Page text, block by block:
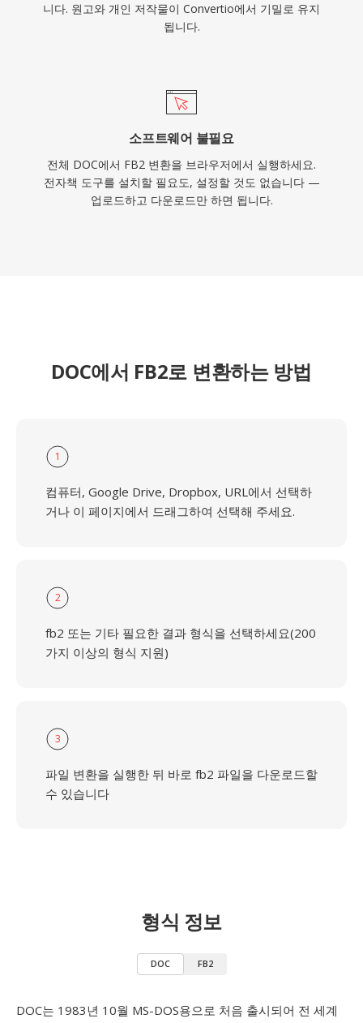
니다. 원고와 개인 저작물이 Convertio에서 기밀로 유지
됩니다.
소프트웨어 불필요
전체 DOC에서 FB2 변환을 브라우저에서 실행하세요.
전자책 도구를 설치할 필요도, 설정할 것도 없습니다 —
업로드하고 다운로드만 하면 됩니다.
DOC에서 FB2로 변환하는 방법
1
컴퓨터, Google Drive, Dropbox, URL에서 선택하
거나 이 페이지에서 드래그하여 선택해 주세요.
2
fb2 또는 기타 필요한 결과 형식을 선택하세요(200
가지 이상의 형식 지원)
3
파일 변환을 실행한 뒤 바로 fb2 파일을 다운로드할
수 있습니다
형식 정보
DOC FB2
DOC는 1983년 10월 MS-DOS용으로 처음 출시되어 전 세계